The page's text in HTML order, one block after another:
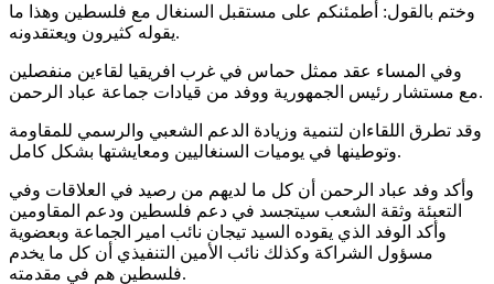
وختم بالقول: أطمئنكم على مستقبل السنغال مع فلسطين وهذا ما
يقوله كثيرون ويعتقدونه.
وفي المساء عقد ممثل حماس في غرب افريقيا لقاءين منفصلين
مع مستشار رئيس الجمهورية ووفد من قيادات جماعة عباد الرحمن.
وقد تطرق اللقاءان لتنمية وزيادة الدعم الشعبي والرسمي للمقاومة
وتوطينها في يوميات السنغاليين ومعايشتها بشكل كامل.
وأكد وفد عباد الرحمن أن كل ما لديهم من رصيد في العلاقات وفي
التعبئة وثقة الشعب سيتجسد في دعم فلسطين ودعم المقاومين
وأكد الوفد الذي يقوده السيد تيجان نائب امير الجماعة وبعضوية
مسؤول الشراكة وكذلك نائب الأمين التنفيذي أن كل ما يخدم
فلسطين هم في مقدمته.